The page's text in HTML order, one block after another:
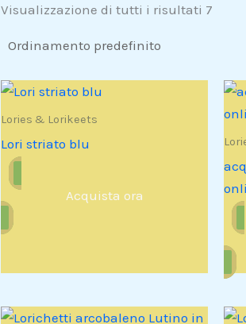
Visualizzazione di tutti i risultati 7
Lories & Lorikeets
Lori striato blu
Acquista ora